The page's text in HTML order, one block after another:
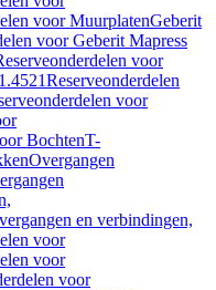
voor MuurplatenGeberit
voor Geberit Mapress
voor
Reserveonderdelen
voor
BochtenT-
Overgangen
en verbindingen,
voor
voor
voor